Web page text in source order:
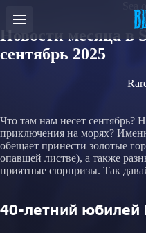
Новости месяца в
сентябрь 2025
Что там нам несет сентябрь?
приключения на морях?
обещает принести золотые
опавшей листве), а также
приятные сюрпризы. Так
40-летний юбилей